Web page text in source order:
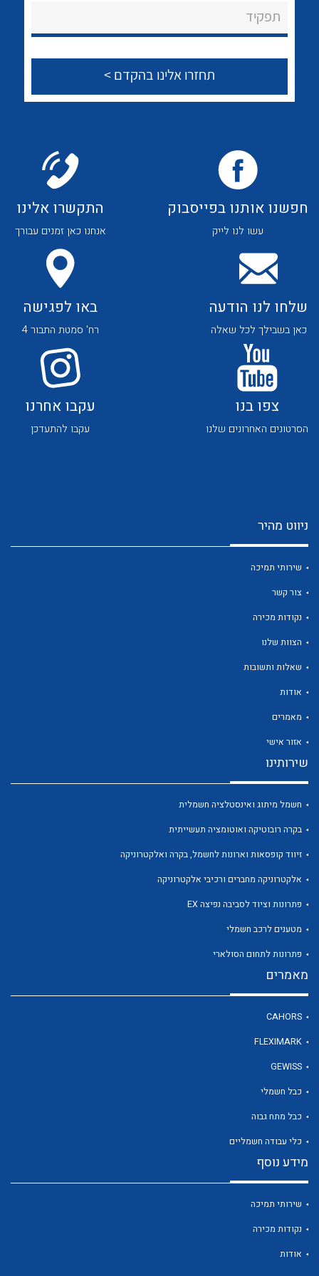
צור קשר
לכל מוצרי היצרן לכל מוצרי היצרן
לכל מוצרי היצרן
תפקיד
חפשנו אותנו בפייסבוק
עשו לנו לייק
התקשרו אלינו
אנחנו כאן זמנים עבורך
שלחו לנו הודעה
כאן בשבילך לכל שאלה
באו לפגישה
רח' סמטת התבור 4
צפו בנו
הסרטונים האחרונים שלנו
עקבו אחרנו
עקבו להתעדכן
ניווט מהיר
שירותי תמיכה
צור קשר
נקודות מכירה
הצוות שלנו
שאלות ותשובות
אודות
מאמרים
אזור אישי
שירותינו
חשמל מיתוג ואינסטלציה חשמלית
בקרה רובוטיקה ואוטומציה תעשייתית
זיווד קופסאות וארונות לחשמל, בקרה ואלקטרוניקה
אלקטרוניקה מחברים ורכיבי אלקטרוניקה
פתרונות וציוד לסביבה נפיצה EX
מטענים לרכב חשמלי
פתרונות לתחום הסולארי
מאמרים
CAHORS
FLEXIMARK
GEWISS
כבל חשמלי
כבל מתח גבוה
כלי עבודה חשמליים
מידע נוסף
שירותי תמיכה
נקודות מכירה
אודות